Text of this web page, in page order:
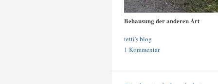
Behausung der anderen Art
tetti's blog
1 Kommentar